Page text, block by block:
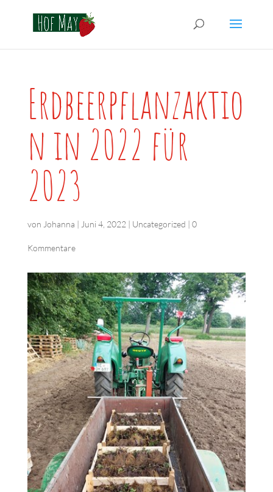
Erdbeerpflanzaktio
n in 2022 für
2023
von Johanna | Juni 4, 2022 | Uncategorized | 0
Kommentare